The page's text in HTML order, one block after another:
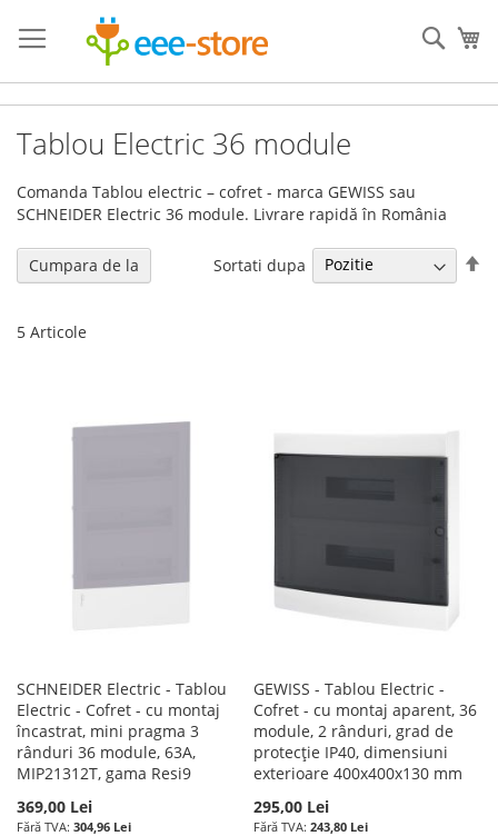
la
Continut
Tablou Electric 36 module
Comanda Tablou electric – cofret - marca GEWISS sau
SCHNEIDER Electric 36 module. Livrare rapidă în România
5 Articole
Sortati dupa
SCHNEIDER Electric - Tablou
Electric - Cofret - cu montaj
încastrat, mini pragma 3
rânduri 36 module, 63A,
MIP21312T, gama Resi9
369,00 Lei
304,96 Lei
GEWISS - Tablou Electric -
Cofret - cu montaj aparent, 36
module, 2 rânduri, grad de
protecție IP40, dimensiuni
exterioare 400x400x130 mm
295,00 Lei
243,80 Lei
Cumpara de la